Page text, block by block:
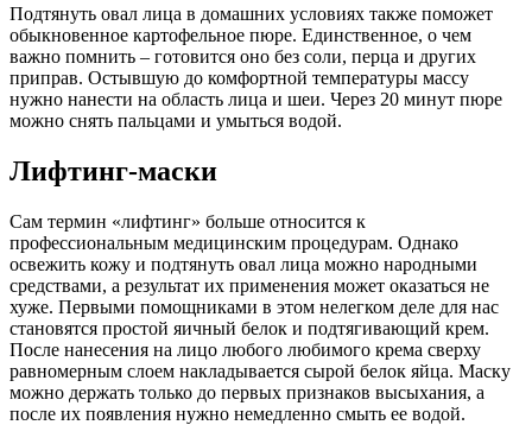
Подтянуть овал лица в домашних условиях также поможет
обыкновенное картофельное пюре. Единственное, о чем
важно помнить – готовится оно без соли, перца и других
приправ. Остывшую до комфортной температуры массу
нужно нанести на область лица и шеи. Через 20 минут пюре
можно снять пальцами и умыться водой.
Лифтинг-маски
Сам термин «лифтинг» больше относится к
профессиональным медицинским процедурам. Однако
освежить кожу и подтянуть овал лица можно народными
средствами, а результат их применения может оказаться не
хуже. Первыми помощниками в этом нелегком деле для нас
становятся простой яичный белок и подтягивающий крем.
После нанесения на лицо любого любимого крема сверху
равномерным слоем накладывается сырой белок яйца. Маску
можно держать только до первых признаков высыхания, а
после их появления нужно немедленно смыть ее водой.